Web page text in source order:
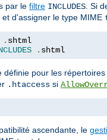
par le filtre INCLUDES . Si
d'assigner le type MIME
.
. shtml
définie pour les
.htaccess si
ascendante, le